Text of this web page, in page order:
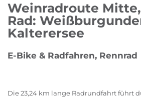
Weinradroute
Rad:
Kalterersee
E-Bike & Radfahren, Rennrad
Die 23,24 km lange Radrundfahrt führt